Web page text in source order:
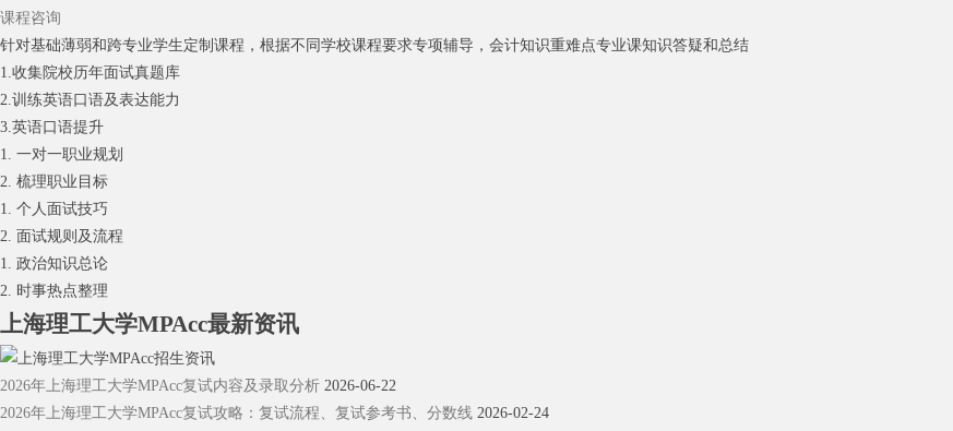
课程咨询
针对基础薄弱和跨专业学生定制课程，根据不同学校课程要求专项辅导，会计知识重难点专业课知识答疑和总结
1.收集院校历年面试真题库
2.训练英语口语及表达能力
3.英语口语提升
1. 一对一职业规划
2. 梳理职业目标
1. 个人面试技巧
2. 面试规则及流程
1. 政治知识总论
2. 时事热点整理
上海理工大学MPAcc最新资讯
2026年上海理工大学MPAcc复试内容及录取分析 2026-06-22
2026年上海理工大学MPAcc复试攻略：复试流程、复试参考书、分数线 2026-02-24